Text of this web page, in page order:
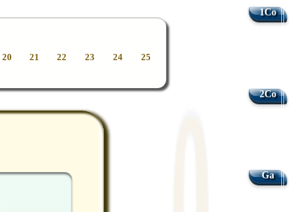
20 21 22 23 24
25
1Co
2Co
Ga